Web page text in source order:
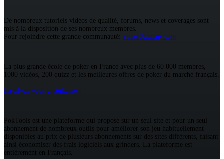
De nombreux tutoriels vidéos de qualité, forums, news et coverages sont
mis à la disposition de ses nombreux membres.
Pour rejoindre cette grande communauté: PokerStrategy.com
La plus grande école de poker en France avec plus de 60 000 membres,
1000 vidéos, 200 quizz et les meilleures offres de poker du marché français.
Inscrivez-vous gratuitement !
PokTools est une plateforme qui propose sur un seul site et pour un seul
abonnement de nombreux outils pour améliorer son jeu habituellement
disponibles au prix de plusieurs abonnements sur des sites différents, faisant
ainsi économiser des frais logiciels aux grinders. La plateforme est
entièrement en Français.